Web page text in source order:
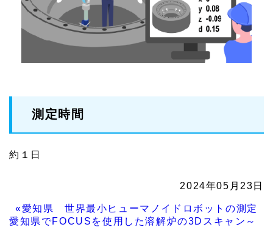
測定時間
約１日
2024年05月23日
«愛知県 世界最小ヒューマノイドロボットの測定
愛知県でFOCUSを使用した溶解炉の3Dスキャン～